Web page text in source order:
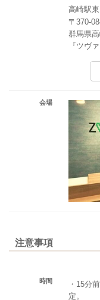
高崎駅
〒370-
群馬県
『ツヴ
会場
注意事項
時間
・15分
定。